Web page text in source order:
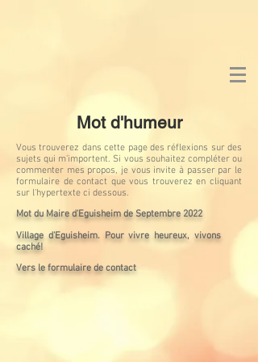
Mot d'humeur
Vous trouverez dans cette page des réflexions sur des
sujets qui m'importent. Si vous souhaitez compléter ou
commenter mes propos, je vous invite à passer par le
formulaire de contact que vous trouverez en cliquant
sur l'hypertexte ci dessous.
Mot du Maire d'Eguisheim de Septembre 2022
Village d'Eguisheim. Pour vivre heureux, vivons
caché!
Vers le formulaire de contact